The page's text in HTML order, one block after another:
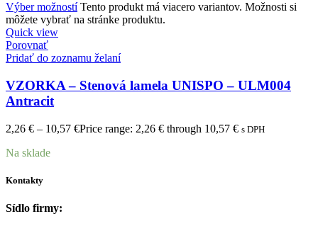
Výber možností Tento produkt má viacero variantov. Možnosti si
môžete vybrať na stránke produktu.
Quick view
Porovnať
Pridať do zoznamu želaní
VZORKA – Stenová lamela UNISPO – ULM004
Antracit
2,26 € – 10,57 €Price range: 2,26 € through 10,57 € s DPH
Na sklade
Kontakty
Sídlo firmy: